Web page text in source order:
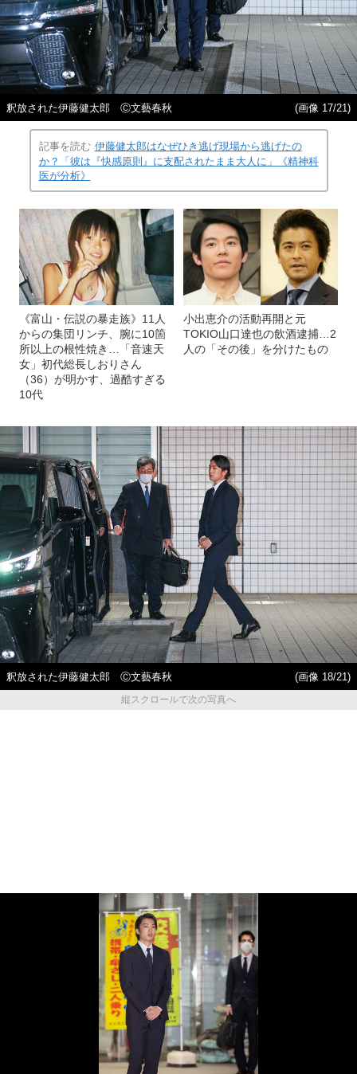
釈放された伊藤健太郎 Ⓒ文藝春秋 (画像 17/21)
記事を読む 伊藤健太郎はなぜひき逃げ現場から逃げたの
か？「彼は『快感原則』に支配されたまま大人に」《精神科
医が分析》
《富山・伝説の暴走族》11人
からの集団リンチ、腕に10箇
所以上の根性焼き…「音速天
女」初代総長しおりさん
（36）が明かす、過酷すぎる
10代
小出恵介の活動再開と元
TOKIO山口達也の飲酒逮捕…2
人の「その後」を分けたもの
釈放された伊藤健太郎 Ⓒ文藝春秋
(画像 18/21)
縦スクロールで次の写真へ